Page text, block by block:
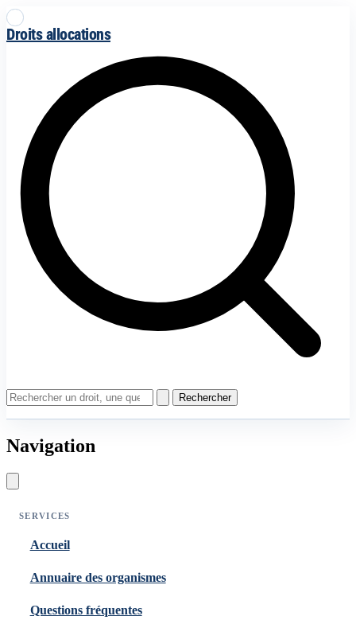
Droits allocations
Rechercher
Navigation
SERVICES
Accueil
Annuaire des organismes
Questions fréquentes